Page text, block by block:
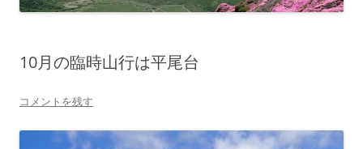
10月の臨時山行は平尾台
コメントを残す